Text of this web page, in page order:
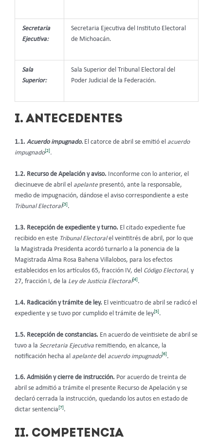
Secretaria
Ejecutiva:
Secretaria Ejecutiva del Instituto Electoral
de Michoacán.
Sala
Superior:
Sala Superior del Tribunal Electoral del
Poder Judicial de la Federación.
I. ANTECEDENTES
1.1. Acuerdo impugnado.El catorce de abril se emitió el acuerdo
impugnado[2].
1.2. Recurso de Apelación y aviso.
Inconforme con lo anterior, el
diecinueve de abril el apelantepresentó, ante la responsable,
medio de impugnación, dándose el aviso correspondiente a este
Tribunal Electoral[3].
1.3. Recepción de expediente y turno. El citado expediente fue
recibido en este Tribunal Electoralel veintitrés de abril, por lo que
la Magistrada Presidenta acordó turnarlo a la ponencia de la
Magistrada Alma Rosa Bahena Villalobos, para los efectos
establecidos en los artículos 65, fracción IV, del Código Electoral, y
27, fracción I, de la Ley de Justicia Electoral[4].
1.4. Radicación y trámite de ley. El veinticuatro de abril se radicó el
expediente y se tuvo por cumplido el trámite de ley[5].
1.5. Recepción de constancias. En acuerdo de veintisiete de abril se
tuvo a la Secretaria Ejecutiva remitiendo, en alcance, la
notificación hecha al apelantedel acuerdo impugnado[6] .
1.6. Admisión y cierre de instrucción. Por acuerdo de treinta de
abril se admitió a trámite el presente Recurso de Apelación y se
declaró cerrada la instrucción, quedando los autos en estado de
dictar sentencia[7].
II. COMPETENCIA